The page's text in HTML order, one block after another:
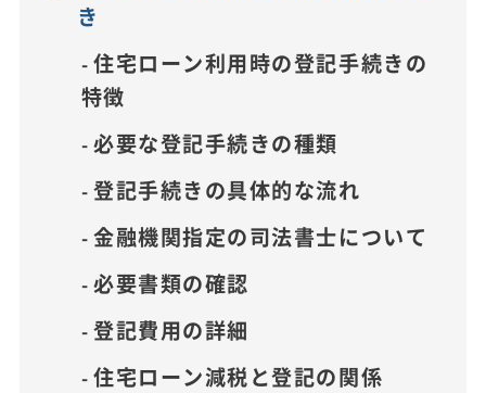
き
住宅ローン利用時の登記手続きの
特徴
必要な登記手続きの種類
登記手続きの具体的な流れ
金融機関指定の司法書士について
必要書類の確認
登記費用の詳細
住宅ローン減税と登記の関係